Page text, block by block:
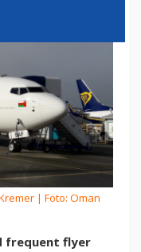
| Foto: Oman
frequent flyer